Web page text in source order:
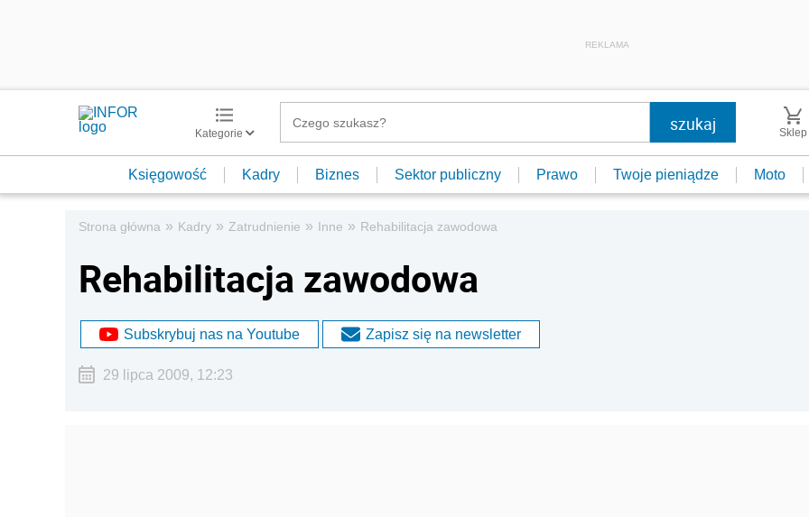
REKLAMA
Kategorie Sklep
Księgowość Kadry Biznes Sektor publiczny Prawo Twoje pieniądze Moto
Strona główna » Kadry » Zatrudnienie » Inne » Rehabilitacja zawodowa
Rehabilitacja zawodowa
Subskrybuj nas na Youtube Zapisz się na newsletter
29 lipca 2009, 12:23